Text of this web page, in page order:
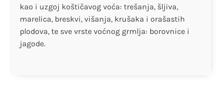
kao i uzgoj koštičavog voća: trešanja, šljiva,
marelica, breskvi, višanja, krušaka i orašastih
plodova, te sve vrste voćnog grmlja: borovnice i
jagode.